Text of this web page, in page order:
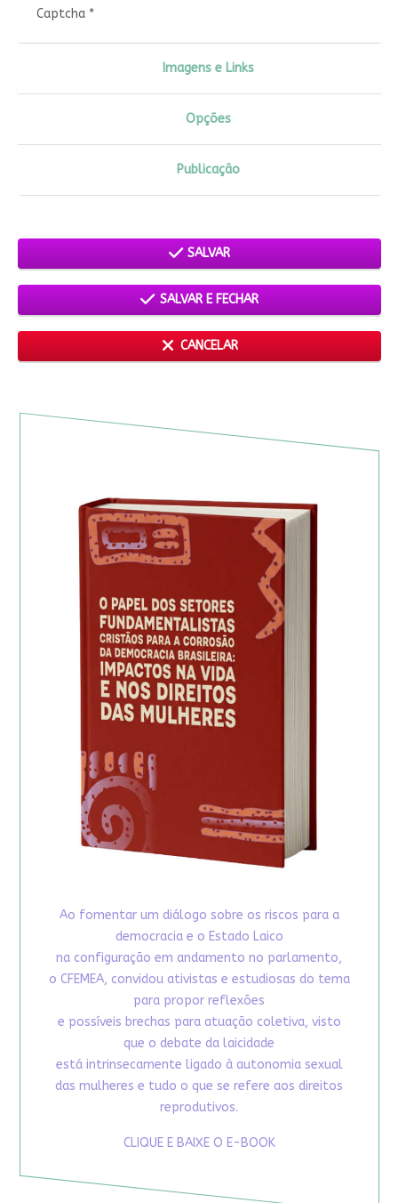
Captcha*
Imagens e Links
Opções
Publicação
SALVAR
SALVAR E FECHAR
CANCELAR
Ao fomentar um diálogo sobre os riscos para a
democracia e o Estado Laico
na configuração em andamento no parlamento,
o CFEMEA, convidou ativistas e estudiosas do tema
para propor reflexões
e possíveis brechas para atuação coletiva, visto
que o debate da laicidade
está intrinsecamente ligado à autonomia sexual
das mulheres e tudo o que se refere aos direitos
reprodutivos.
CLIQUE E BAIXE O E-BOOK